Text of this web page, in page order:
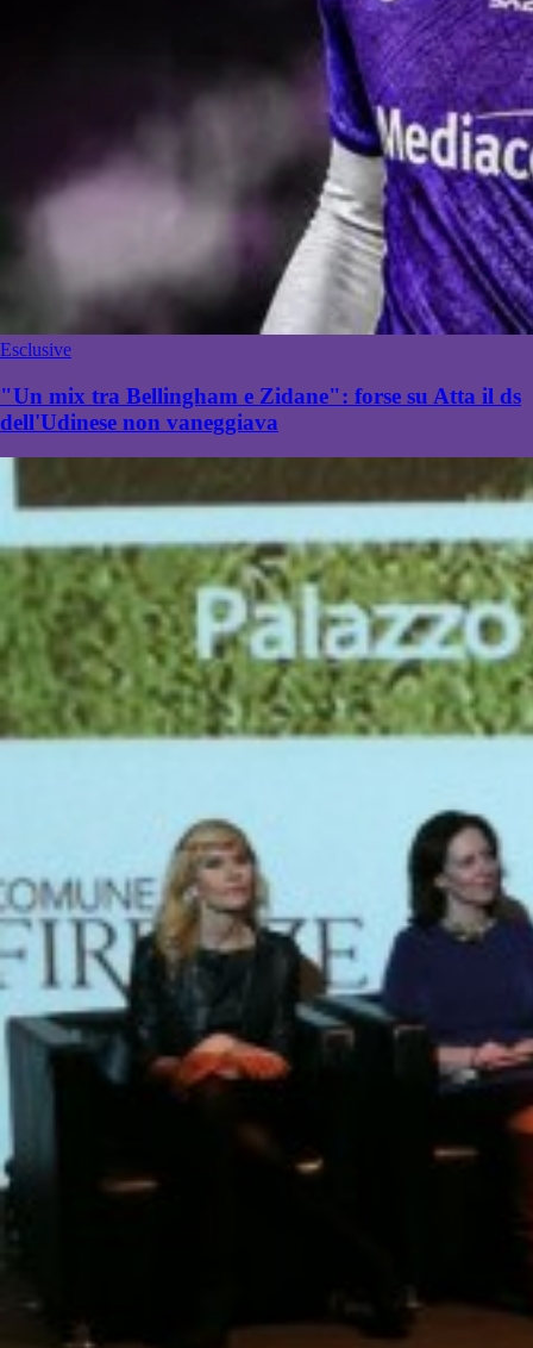
Esclusive
"Un mix tra Bellingham e Zidane": forse su Atta il ds
dell'Udinese non vaneggiava